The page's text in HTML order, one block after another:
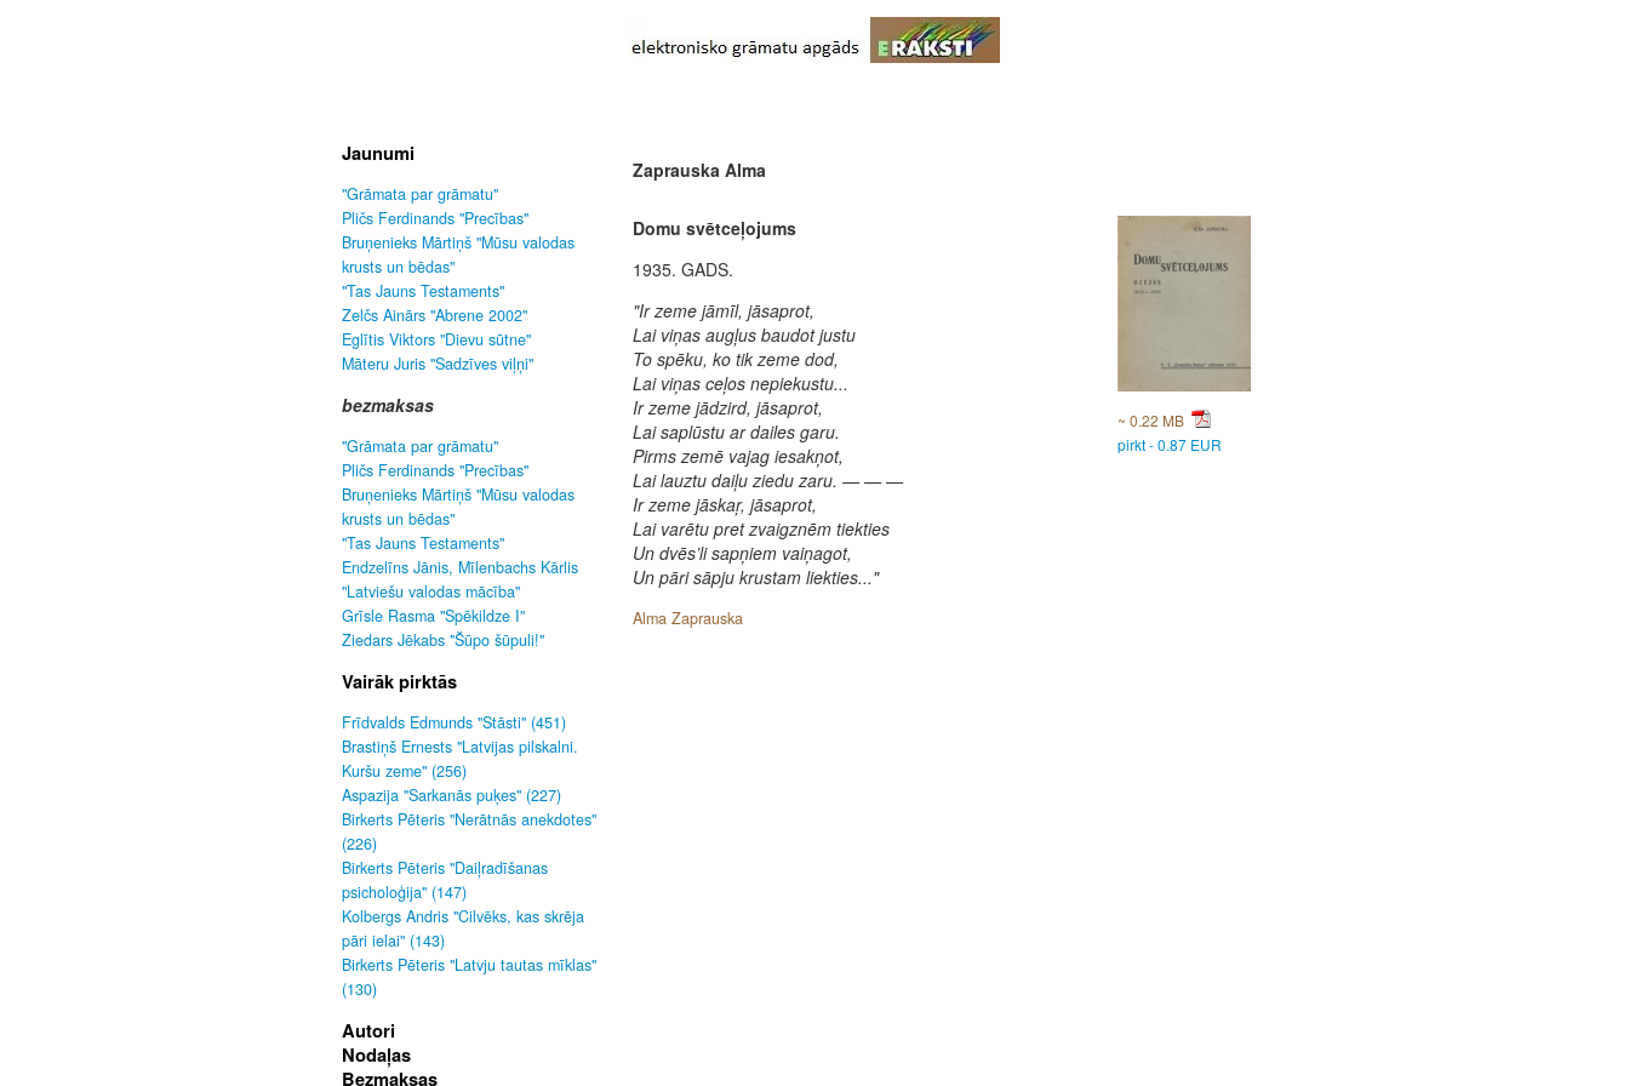
Jaunumi
"Grāmata par grāmatu"
Pličs Ferdinands "Precības"
Bruņenieks Mārtiņš "Mūsu valodas
krusts un bēdas"
"Tas Jauns Testaments"
Zelčs Ainārs "Abrene 2002"
Eglītis Viktors "Dievu sūtne"
Māteru Juris "Sadzīves viļņi"
bezmaksas
"Grāmata par grāmatu"
Pličs Ferdinands "Precības"
Bruņenieks Mārtiņš "Mūsu valodas
krusts un bēdas"
"Tas Jauns Testaments"
Endzelīns Jānis, Mīlenbachs Kārlis
"Latviešu valodas mācība"
Grīsle Rasma "Spēkildze I"
Ziedars Jēkabs "Šūpo šūpuli!"
Vairāk pirktās
Frīdvalds Edmunds "Stāsti" (451)
Brastiņš Ernests "Latvijas pilskalni.
Kuršu zeme" (256)
Aspazija "Sarkanās puķes" (227)
Birkerts Pēteris "Nerātnās anekdotes"
(226)
Birkerts Pēteris "Daiļradīšanas
psicholoģija" (147)
Kolbergs Andris "Cilvēks, kas skrēja
pāri ielai" (143)
Birkerts Pēteris "Latvju tautas mīklas"
(130)
Autori
Nodaļas
Bezmaksas
Zaprauska Alma
Domu svētceļojums
1935. GADS.
"Ir zeme jāmīl, jāsaprot,
Lai viņas augļus baudot justu
To spēku, ko tik zeme dod,
Lai viņas ceļos nepiekustu...
Ir zeme jādzird, jāsaprot,
Lai saplūstu ar dailes garu.
Pirms zemē vajag iesakņot,
Lai lauztu daiļu ziedu zaru. — — —
Ir zeme jāskaŗ, jāsaprot,
Lai varētu pret zvaigznēm tiekties
Un dvēs’li sapņiem vaiņagot,
Un pāri sāpju krustam liekties..."
Alma Zaprauska
~ 0.22 MB
pirkt - 0.87 EUR